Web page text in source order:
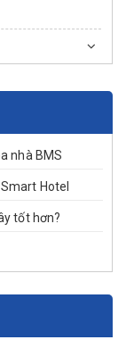
nhà BMS
Hotel
tốt hơn?